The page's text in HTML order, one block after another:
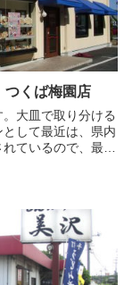
くば梅園店
大皿で取り分ける
して最近は、県内
ているので、最初
あり、...